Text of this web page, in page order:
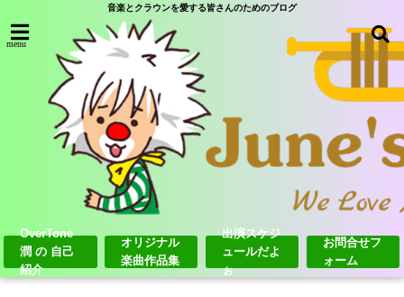
音楽とクラウンを愛する皆さんのためのブログ
menu
OverTone
潤 の 自己
紹介
オリジナル
楽曲作品集
出演スケジ
ュールだよ
ぉ
お問合せフ
ォーム